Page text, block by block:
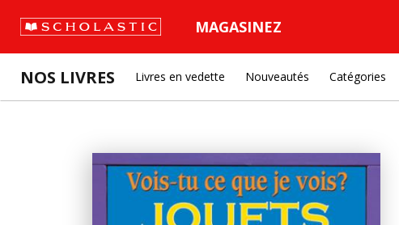
MAGASINEZ
NOS LIVRES Livres en vedette Nouveautés Catégories